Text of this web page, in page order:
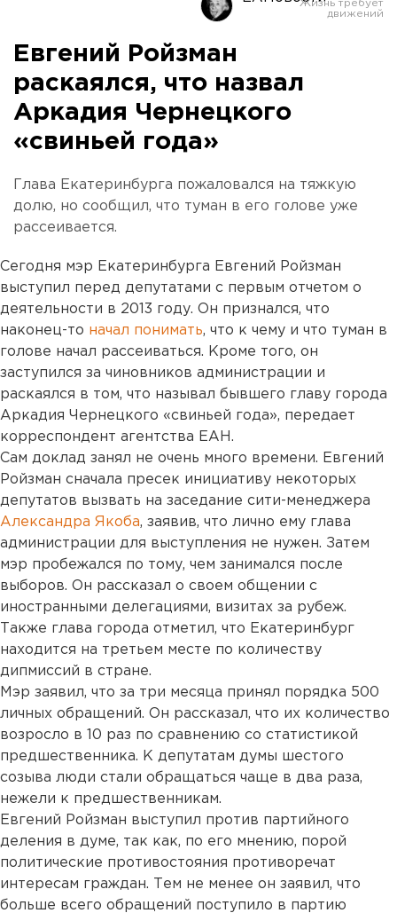
Евгений Ройзман
раскаялся, что назвал
Аркадия Чернецкого
«свиньей года»
Глава Екатеринбурга пожаловался на тяжкую
долю, но сообщил, что туман в его голове уже
рассеивается.
Сегодня мэр Екатеринбурга Евгений Ройзман
выступил перед депутатами с первым отчетом о
деятельности в 2013 году. Он признался, что
наконец-то начал понимать, что к чему и что туман в
голове начал рассеиваться. Кроме того, он
заступился за чиновников администрации и
раскаялся в том, что называл бывшего главу города
Аркадия Чернецкого «свиньей года», передает
корреспондент агентства ЕАН.
Сам доклад занял не очень много времени. Евгений
Ройзман сначала пресек инициативу некоторых
депутатов вызвать на заседание сити-менеджера
Александра Якоба, заявив, что лично ему глава
администрации для выступления не нужен. Затем
мэр пробежался по тому, чем занимался после
выборов. Он рассказал о своем общении с
иностранными делегациями, визитах за рубеж.
Также глава города отметил, что Екатеринбург
находится на третьем месте по количеству
дипмиссий в стране.
Мэр заявил, что за три месяца принял порядка 500
личных обращений. Он рассказал, что их количество
возросло в 10 раз по сравнению со статистикой
предшественника. К депутатам думы шестого
созыва люди стали обращаться чаще в два раза,
нежели к предшественникам.
Евгений Ройзман выступил против партийного
деления в думе, так как, по его мнению, порой
политические противостояния противоречат
интересам граждан. Тем не менее он заявил, что
больше всего обращений поступило в партию